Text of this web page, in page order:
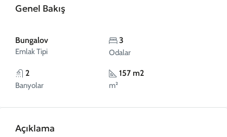
Genel Bakış
Bungalov
Emlak Tipi
3
Odalar
2
Banyolar
157 m2
m²
Açıklama